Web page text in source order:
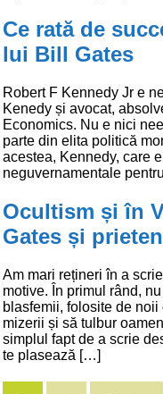
Ce rată de
lui Bill Gates
Robert F Kennedy Jr e
Kenedy și avocat,
Economics. Nu e nici
parte din elita politică
acestea, Kennedy, care
neguvernamentale
Ocultism și în
Gates și
Am mari rețineri în a
motive. În primul rând,
blasfemii, folosite de
mizerii și să tulbur
simplul fapt de a scrie
te plasează […]